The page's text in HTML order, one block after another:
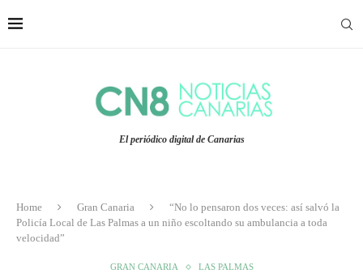
El periódico digital de Canarias
Home Gran Canaria
“No lo pensaron dos veces: así salvó la
Policía Local de Las Palmas a un niño escoltando su ambulancia a toda
velocidad”
GRAN CANARIA LAS PALMAS